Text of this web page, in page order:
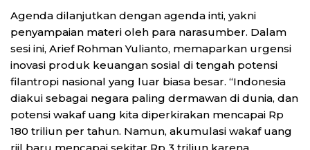
Agenda dilanjutkan dengan agenda inti, yakni
penyampaian materi oleh para narasumber. Dalam
sesi ini, Arief Rohman Yulianto, memaparkan urgensi
inovasi produk keuangan sosial di tengah potensi
filantropi nasional yang luar biasa besar. “Indonesia
diakui sebagai negara paling dermawan di dunia, dan
potensi wakaf uang kita diperkirakan mencapai Rp
180 triliun per tahun. Namun, akumulasi wakaf uang